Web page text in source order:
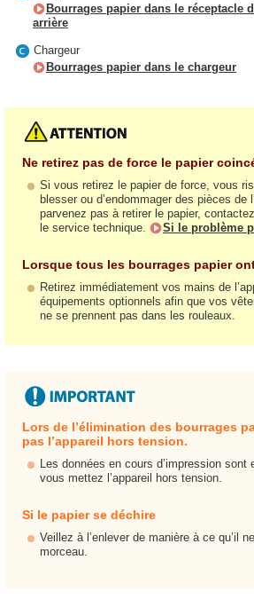
Bourrages papier dans le réceptacle
arrière
Chargeur
Bourrages papier dans le chargeur
Ne retirez pas de force le papier
Si vous retirez le papier de force, vous
blesser ou d’endommager des pièces de
parvenez pas à retirer le papier,
le service technique.
Si le problème
Lorsque tous les bourrages papier
Retirez immédiatement vos mains de
équipements optionnels afin que vos
ne se prennent pas dans les rouleaux.
Lors de l’élimination des bourrages
pas l’appareil hors tension.
Les données en cours d’impression sont
vous mettez l’appareil hors tension.
Si le papier se déchire
Veillez à l’enlever de manière à ce qu’il
morceau.